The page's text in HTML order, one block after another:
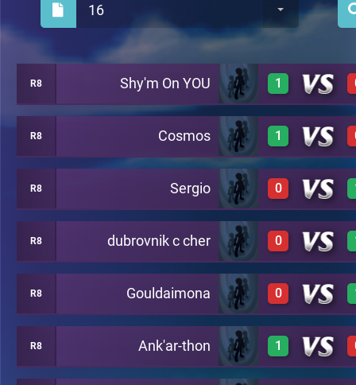
16
R8 Shy'm On YOU 1
1 T7-8
R8 Cosmos 1
1 T7-8
R8 Sergio 0
0 T7-8
R8 dubrovnik c cher 0
0 T7-8
R8 Gouldaimona 0
0 T7-8
R8 Ank'ar-thon 1